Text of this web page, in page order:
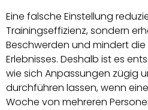
Eine falsche Einstellung
Trainingseffizienz, sondern
Beschwerden und mindert
Erlebnisses. Deshalb ist es
wie sich Anpassungen zügig
durchführen lassen, wenn
Woche von mehreren